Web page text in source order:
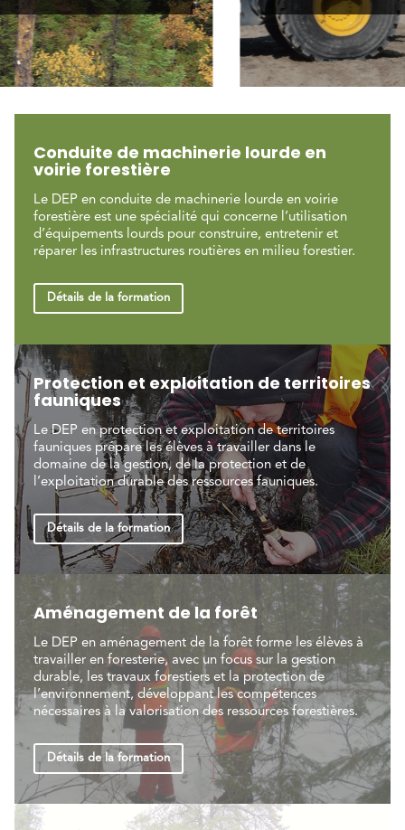
Conduite de machinerie lourde en
voirie forestière
Le DEP en conduite de machinerie lourde en voirie
forestière est une spécialité qui concerne l’utilisation
d’équipements lourds pour construire, entretenir et
réparer les infrastructures routières en milieu forestier.
Détails de la formation
Protection et exploitation de territoires
fauniques
Le DEP en protection et exploitation de territoires
fauniques prépare les élèves à travailler dans le
domaine de la gestion, de la protection et de
l’exploitation durable des ressources fauniques.
Détails de la formation
Aménagement de la forêt
Le DEP en aménagement de la forêt forme les élèves à
travailler en foresterie, avec un focus sur la gestion
durable, les travaux forestiers et la protection de
l’environnement, développant les compétences
nécessaires à la valorisation des ressources forestières.
Détails de la formation